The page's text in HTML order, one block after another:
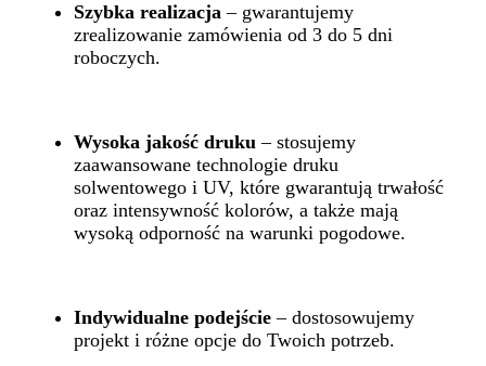
Szybka realizacja – gwarantujemy
zrealizowanie zamówienia od 3 do 5 dni
roboczych.
Wysoka jakość druku – stosujemy
zaawansowane technologie druku
solwentowego i UV, które gwarantują trwałość
oraz intensywność kolorów, a także mają
wysoką odporność na warunki pogodowe.
Indywidualne podejście – dostosowujemy
projekt i różne opcje do Twoich potrzeb.